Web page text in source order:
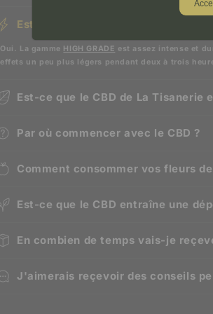
Est-ce que vous avez du CBD
Oui. La gamme HIGH GRADE est assez intense et
effets un peu plus légers pendant deux à trois
Est-ce que le CBD de La Tisanerie
Par où commencer avec le CBD ?
Comment consommer vos fleurs de
Est-ce que le CBD entraîne une
En combien de temps vais-je
J'aimerais reçevoir des conseils